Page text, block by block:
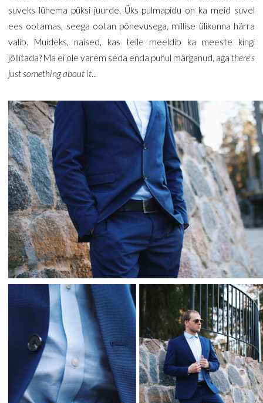
suveks lühema püksi juurde. Üks pulmapidu on ka meid suvel
ees ootamas, seega ootan põnevusega, millise ülikonna härra
valib. Muideks, naised, kas teile meeldib ka meeste kingi
jõllitada? Ma ei ole varem seda enda puhul märganud, aga there's
just something about it...